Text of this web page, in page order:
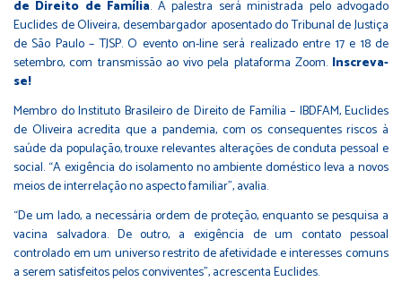
de Direito de Família. A palestra será ministrada pelo advogado
Euclides de Oliveira, desembargador aposentado do Tribunal de Justiça
de São Paulo – TJSP. O evento on-line será realizado entre 17 e 18 de
setembro, com transmissão ao vivo pela plataforma Zoom. Inscreva-
se!
Membro do Instituto Brasileiro de Direito de Família – IBDFAM, Euclides
de Oliveira acredita que a pandemia, com os consequentes riscos à
saúde da população, trouxe relevantes alterações de conduta pessoal e
social. “A exigência do isolamento no ambiente doméstico leva a novos
meios de interrelação no aspecto familiar”, avalia.
“De um lado, a necessária ordem de proteção, enquanto se pesquisa a
vacina salvadora. De outro, a exigência de um contato pessoal
controlado em um universo restrito de afetividade e interesses comuns
a serem satisfeitos pelos conviventes”, acrescenta Euclides.